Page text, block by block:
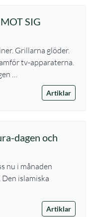
SIG
Grillarna glöder.
tv-apparaterna.
…
Artiklar
dagen och
nu i månaden
islamiska
Artiklar